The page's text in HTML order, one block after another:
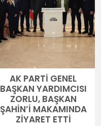
AK PARTİ GENEL
BAŞKAN YARDIMCISI
ZORLU, BAŞKAN
ŞAHİN’İ MAKAMINDA
ZİYARET ETTİ